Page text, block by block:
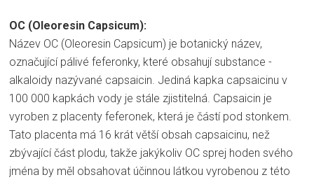
OC (Oleoresin Capsicum):
Název OC (Oleoresin Capsicum) je botanický název,
označující pálivé feferonky, které obsahují substance -
alkaloidy nazývané capsaicin. Jediná kapka capsaicinu v
100 000 kapkách vody je stále zjistitelná. Capsaicin je
vyroben z placenty feferonek, která je částí pod stonkem.
Tato placenta má 16 krát větší obsah capsaicinu, než
zbývající část plodu, takže jakýkoliv OC sprej hoden svého
jména by měl obsahovat účinnou látkou vyrobenou z této